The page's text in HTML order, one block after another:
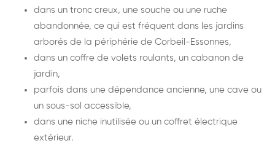
dans un tronc creux, une souche ou une ruche
abandonnée, ce qui est fréquent dans les jardins
arborés de la périphérie de Corbeil-Essonnes,
dans un coffre de volets roulants, un cabanon de
jardin,
parfois dans une dépendance ancienne, une cave ou
un sous-sol accessible,
dans une niche inutilisée ou un coffret électrique
extérieur.